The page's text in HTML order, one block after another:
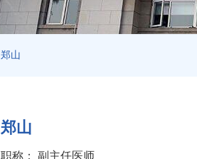
郑山
郑山
职称： 副主任医师